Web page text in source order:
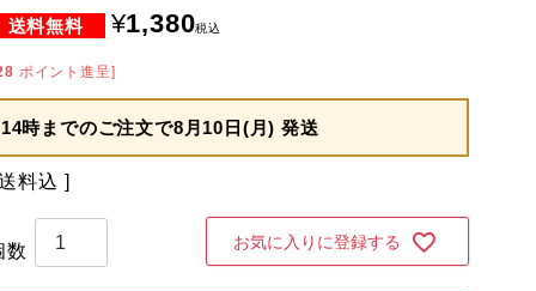
¥1,380税込
ポイント進呈]
14時までのご注文で8月10日(月) 発送
料込
お気に入りに登録する